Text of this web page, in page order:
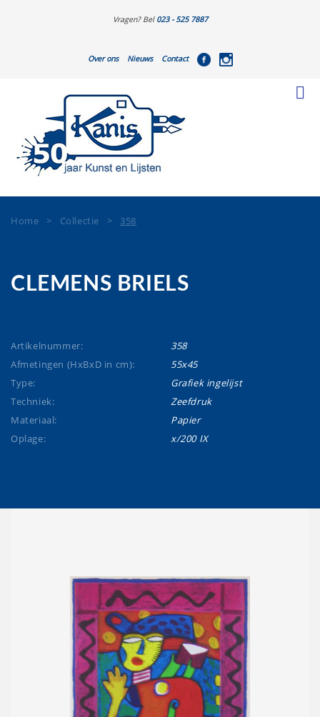
Vragen? Bel 023 - 525 7887
Over ons Nieuws Contact
Home > Collectie > 358
CLEMENS BRIELS
Artikelnummer:
358
Afmetingen (HxBxD in cm):
55x45
Type:
Grafiek ingelijst
Techniek:
Zeefdruk
Materiaal:
Papier
Oplage:
x/200 IX